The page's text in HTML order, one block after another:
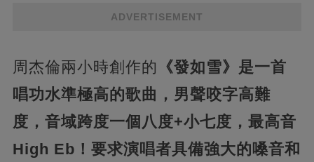
ADVERTISEMENT
周杰倫兩小時創作的 《發如雪》是一首
唱功水準極高的歌曲，男聲咬字高難
度，音域跨度一個八度+小七度，最高音
High Eb！要求演唱者具備強大的嗓音和